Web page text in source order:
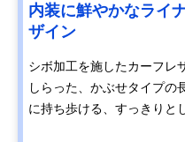
内装に鮮やかなライ
ザイン
シボ加工を施したカーフレ
しらった、かぶせタイプの
に持ち歩ける、すっきりと